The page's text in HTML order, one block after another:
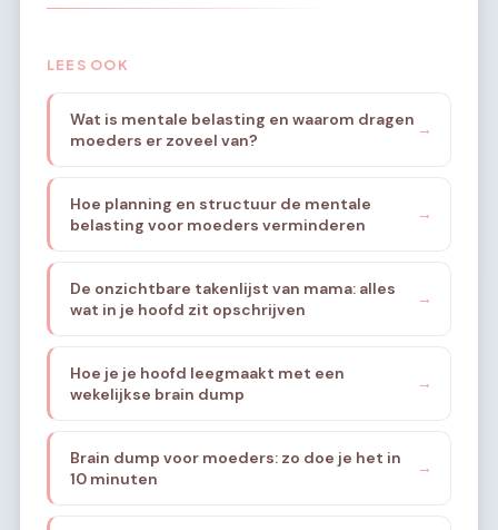
LEES OOK
Wat is mentale belasting en waarom dragen
moeders er zoveel van?
→
Hoe planning en structuur de mentale
belasting voor moeders verminderen
→
De onzichtbare takenlijst van mama: alles
wat in je hoofd zit opschrijven
→
Hoe je je hoofd leegmaakt met een
wekelijkse brain dump
→
Brain dump voor moeders: zo doe je het in
10 minuten
→